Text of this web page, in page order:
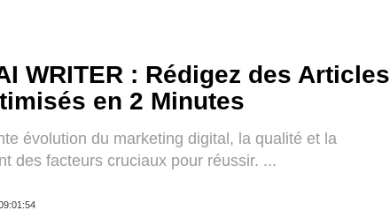
WRITER : Rédigez des Articles
en 2 Minutes
évolution du marketing digital, la qualité et la
des facteurs cruciaux pour réussir. ...